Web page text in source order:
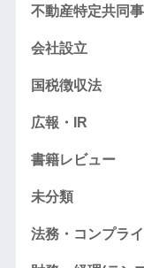
不動産特定共同
会社設立
国税徴収法
広報・IR
書籍レビュー
未分類
法務・コンプラ